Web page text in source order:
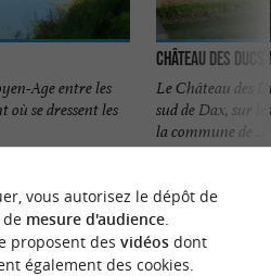
Age entre les
où se dressent les
Château des
Le Château des
sud de Dax, sur
la commune de ...
vous autorisez le dépôt de
de mesure d'audience.
proposent des vidéosdont
également des cookies.